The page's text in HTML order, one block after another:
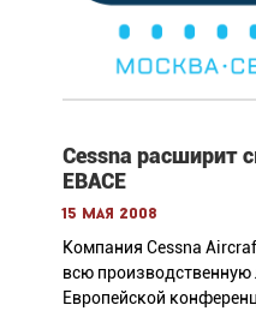
Cessna расширит
EBACE
15 мая 2008
Компания Cessna
всю производственную
Европейской